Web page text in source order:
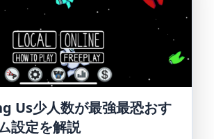
Us少人数が最強最恐おす
設定を解説